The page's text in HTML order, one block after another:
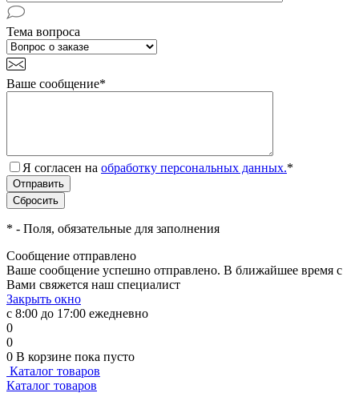
Тема вопроса
Ваше сообщение*
Я согласен на обработку персональных данных.*
* - Поля, обязательные для заполнения
Сообщение отправлено
Ваше сообщение успешно отправлено. В ближайшее время с
Вами свяжется наш специалист
Закрыть окно
с 8:00 до 17:00 ежедневно
0
0
0 В корзине пока пусто
Каталог товаров
Каталог товаров